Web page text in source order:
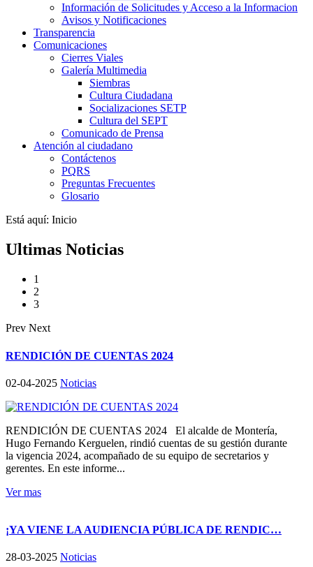
Información de Solicitudes y Acceso a la Informacion
Avisos y Notificaciones
Transparencia
Comunicaciones
Cierres Viales
Galería Multimedia
Siembras
Cultura Ciudadana
Socializaciones SETP
Cultura del SEPT
Comunicado de Prensa
Atención al ciudadano
Contáctenos
PQRS
Preguntas Frecuentes
Glosario
Está aquí: Inicio
Ultimas Noticias
1
2
3
Prev Next
RENDICIÓN DE CUENTAS 2024
02-04-2025 Noticias
RENDICIÓN DE CUENTAS 2024 El alcalde de Montería,
Hugo Fernando Kerguelen, rindió cuentas de su gestión durante
la vigencia 2024, acompañado de su equipo de secretarios y
gerentes. En este informe...
Ver mas
¡YA VIENE LA AUDIENCIA PÚBLICA DE RENDIC…
28-03-2025 Noticias